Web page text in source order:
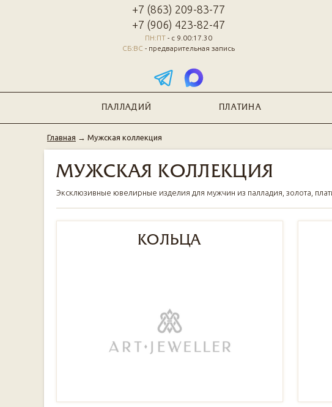
+7 (863) 209-83-77
+7 (906) 423-82-47
ПН:ПТ - с 9.00:17.30
СБ:ВС - предварительная запись
ПАЛЛАДИЙ ПЛАТИНА
Главная → Мужская коллекция
МУЖСКАЯ КОЛЛЕКЦИЯ
Эксклюзивные ювелирные изделия для мужчин из палладия, золота,
КОЛЬЦА